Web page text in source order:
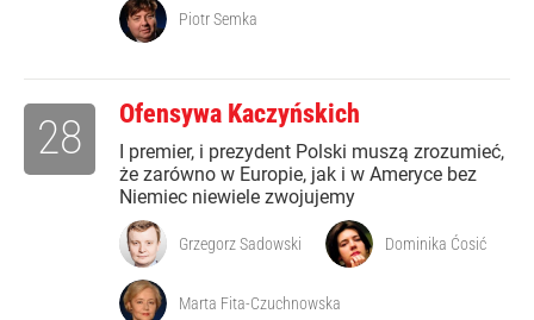
Piotr Semka
Ofensywa Kaczyńskich
I premier, i prezydent Polski muszą zrozumieć,
że zarówno w Europie, jak i w Ameryce bez
Niemiec niewiele zwojujemy
28
Grzegorz Sadowski Dominika Ćosić
Marta Fita-Czuchnowska